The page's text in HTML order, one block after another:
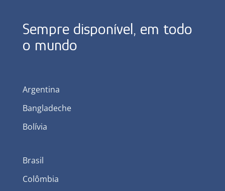
Sempre disponível, em todo
o mundo
Argentina
Bangladeche
Bolívia
Brasil
Colômbia